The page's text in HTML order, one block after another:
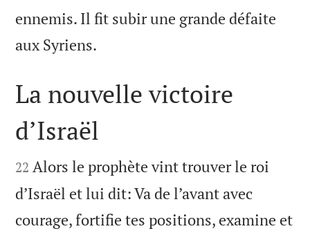
ennemis. Il fit subir une grande défaite
aux Syriens.

La nouvelle victoire
d’Israël

22 Alors le prophète vint trouver le roi
d’Israël et lui dit: Va de l’avant avec
courage, fortifie tes positions, examine et